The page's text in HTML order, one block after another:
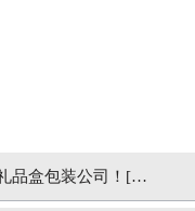
品盒包装公司！[吉